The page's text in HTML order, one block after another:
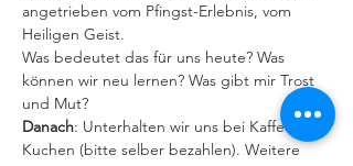
angetrieben vom Pfingst-Erlebnis, vom
Heiligen Geist.
Was bedeutet das für uns heute? Was
können wir neu lernen? Was gibt mir Trost
und Mut?
Danach: Unterhalten wir uns bei Kaffee und
Kuchen (bitte selber bezahlen). Weitere